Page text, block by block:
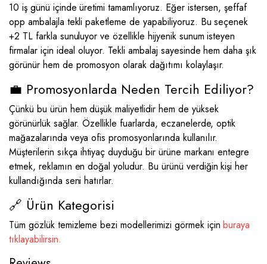
10 iş günü içinde üretimi tamamlıyoruz. Eğer istersen, şeffaf
opp ambalajla tekli paketleme de yapabiliyoruz. Bu seçenek
+2 TL farkla sunuluyor ve özellikle hijyenik sunum isteyen
firmalar için ideal oluyor. Tekli ambalaj sayesinde hem daha şık
görünür hem de promosyon olarak dağıtımı kolaylaşır.
💼 Promosyonlarda Neden Tercih Ediliyor?
Çünkü bu ürün hem düşük maliyetlidir hem de yüksek
görünürlük sağlar. Özellikle fuarlarda, eczanelerde, optik
mağazalarında veya ofis promosyonlarında kullanılır.
Müşterilerin sıkça ihtiyaç duyduğu bir ürüne markanı entegre
etmek, reklamın en doğal yoludur. Bu ürünü verdiğin kişi her
kullandığında seni hatırlar.
🔗 Ürün Kategorisi
Tüm gözlük temizleme bezi modellerimizi görmek içinburaya
tıklayabilirsin.